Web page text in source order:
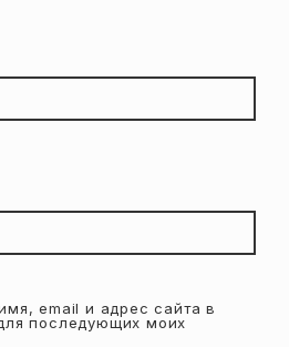
email и адрес сайта в
последующих моих